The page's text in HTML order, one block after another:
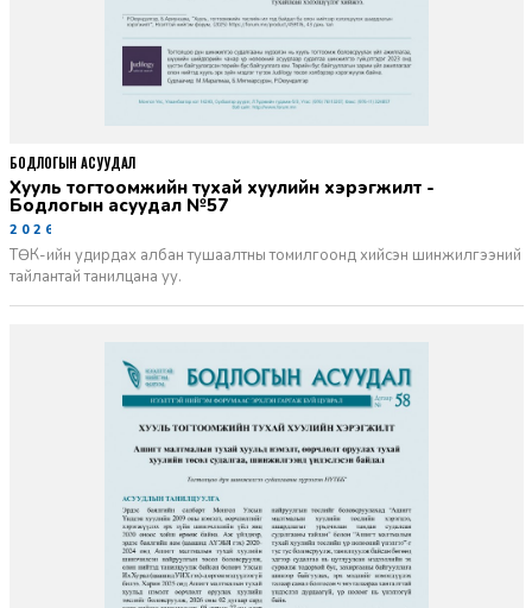
Хууль тогтоомжийн тухай хуулийн хэрэгжилт -
Бодлогын асуудал №57
2026-06-02
ТӨК-ийн удирдах албан тушаалтны томилгоонд хийсэн шинжилгээний
тайлантай танилцана уу.
БОДЛОГЫН АСУУДАЛ